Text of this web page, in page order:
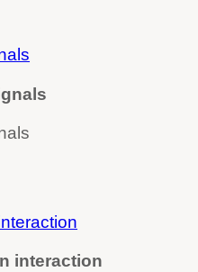
interaction